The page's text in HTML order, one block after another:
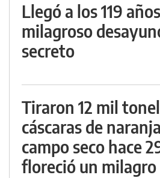
Llegó a los 119
milagroso
secreto
Tiraron 12 mil
cáscaras de
campo seco hace
floreció un milagro